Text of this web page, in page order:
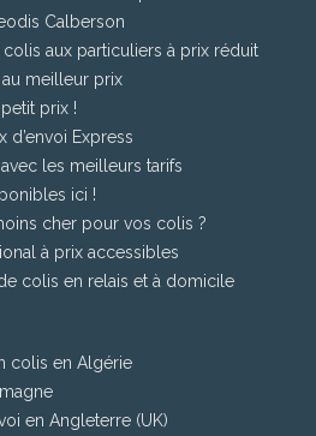
Calberson
colis aux particuliers à prix réduit
meilleur prix
prix !
d’envoi Express
les meilleurs tarifs
ici !
cher pour vos colis ?
à prix accessibles
colis en relais et à domicile
colis en Algérie
en Angleterre (UK)